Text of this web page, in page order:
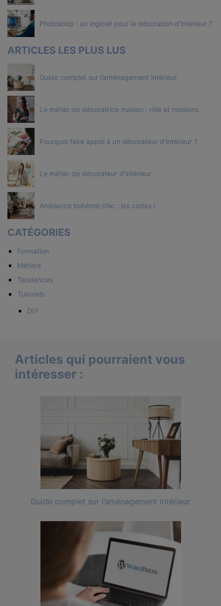
Photoshop : un logiciel pour la décoration d’intérieur ?
ARTICLES LES PLUS LUS
Guide complet sur l’aménagement intérieur
Le métier de décoratrice maison : rôle et missions
Pourquoi faire appel à un décorateur d’intérieur ?
Le métier de décorateur d’intérieur
Ambiance bohème chic : les codes !
CATÉGORIES
Formation
Métiers
Tendances
Tutoriels
DIY
Articles qui pourraient vous
intéresser :
Guide complet sur l’aménagement intérieur